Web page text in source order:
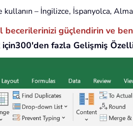
– İngilizce, İspanyolca,
güçlendirin ve
fazla Gelişmiş